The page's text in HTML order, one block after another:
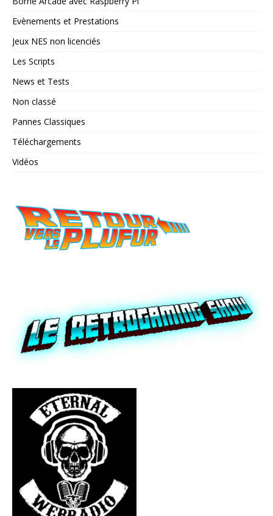
Evènements et Prestations
Jeux NES non licenciés
Les Scripts
News et Tests
Non classé
Pannes Classiques
Téléchargements
Vidéos